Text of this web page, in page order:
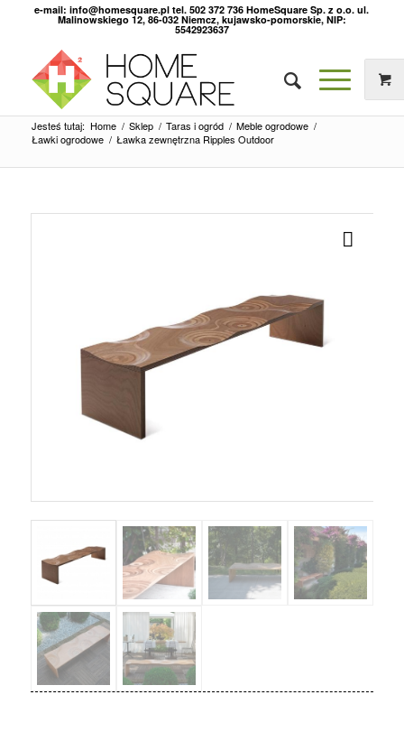
e-mail: info@homesquare.pl tel. 502 372 736 HomeSquare Sp. z o.o. ul.
Malinowskiego 12, 86-032 Niemcz, kujawsko-pomorskie, NIP:
5542923637
Jesteś tutaj: Home / Sklep / Taras i ogród / Meble ogrodowe /
Ławki ogrodowe / Ławka zewnętrzna Ripples Outdoor